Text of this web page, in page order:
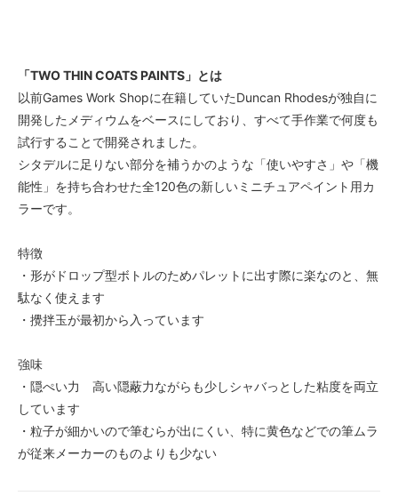
「TWO THIN COATS PAINTS」とは
以前Games Work Shopに在籍していたDuncan Rhodesが独自に
開発したメディウムをベースにしており、すべて手作業で何度も
試行することで開発されました。
シタデルに足りない部分を補うかのような「使いやすさ」や「機
能性」を持ち合わせた全120色の新しいミニチュアペイント用カ
ラーです。
特徴
・形がドロップ型ボトルのためパレットに出す際に楽なのと、無
駄なく使えます
・攪拌玉が最初から入っています
強味
・隠ぺい力 高い隠蔽力ながらも少しシャバっとした粘度を両立
しています
・粒子が細かいので筆むらが出にくい、特に黄色などでの筆ムラ
が従来メーカーのものよりも少ない